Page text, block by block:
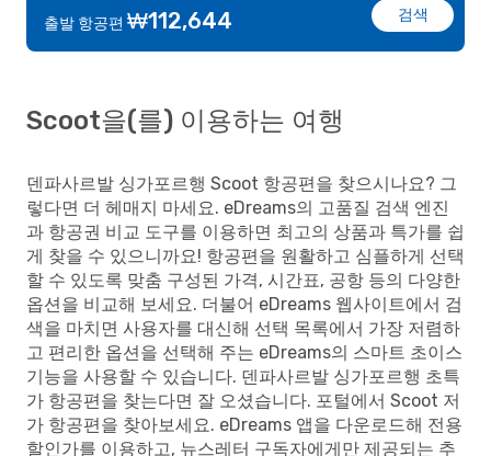
출발 항공편 ₩112,644 검색
Scoot을(를) 이용하는 여행
덴파사르발 싱가포르행 Scoot 항공편을 찾으시나요? 그
렇다면 더 헤매지 마세요. eDreams의 고품질 검색 엔진
과 항공권 비교 도구를 이용하면 최고의 상품과 특가를 쉽
게 찾을 수 있으니까요! 항공편을 원활하고 심플하게 선택
할 수 있도록 맞춤 구성된 가격, 시간표, 공항 등의 다양한
옵션을 비교해 보세요. 더불어 eDreams 웹사이트에서 검
색을 마치면 사용자를 대신해 선택 목록에서 가장 저렴하
고 편리한 옵션을 선택해 주는 eDreams의 스마트 초이스
기능을 사용할 수 있습니다. 덴파사르발 싱가포르행 초특
가 항공편을 찾는다면 잘 오셨습니다. 포털에서 Scoot 저
가 항공편을 찾아보세요. eDreams 앱을 다운로드해 전용
할인가를 이용하고, 뉴스레터 구독자에게만 제공되는 추